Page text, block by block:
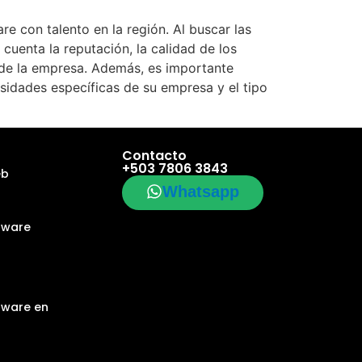
con talento en la región. Al buscar las
la reputación, la calidad de los
la empresa. Además, es importante
específicas de su empresa y el tipo
en
Contacto
+503 7806 3843
Whatsapp